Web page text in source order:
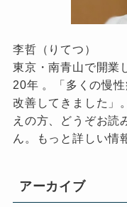
李哲（りてつ）
東京・南青山で開業
20年 。「多くの慢
改善してきました」
えの方、どうぞお読
ん。もっと詳しい情
アーカイブ